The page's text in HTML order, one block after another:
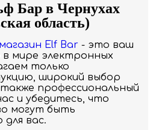
Бар в Чернухах
область)
магазин Elf Bar - это ваш
мире электронных
только
широкий выбор
профессиональный
и убедитесь, что
могут быть
вас.